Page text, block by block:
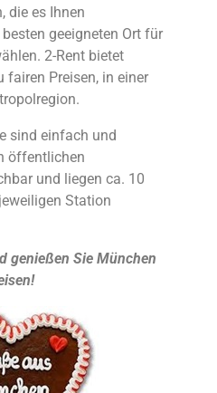
die es Ihnen
geeigneten Ort für
2-Rent bietet
Preisen, in einer
sind einfach und
öffentlichen
und liegen ca. 10
Station
genießen Sie München